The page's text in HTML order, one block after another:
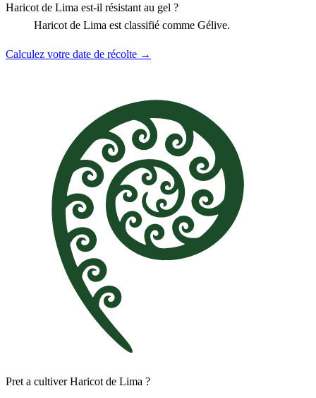
Haricot de Lima est-il résistant au gel ?
Haricot de Lima est classifié comme Gélive.
Calculez votre date de récolte →
Pret a cultiver Haricot de Lima ?